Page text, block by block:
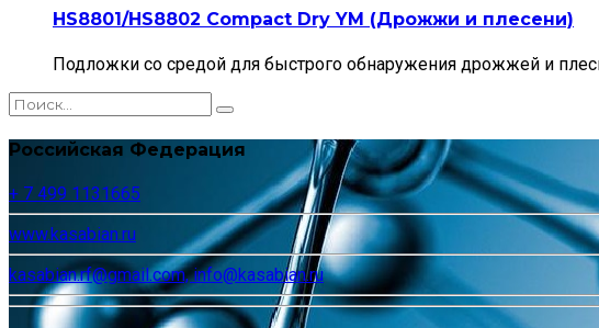
HS8801/HS8802 Compact Dry YM (Дрожжи и плесени)
Подложки со средой для быстрого обнаружения дрожжей и
Российская Федерация
+ 7 499 1131665
www.kasabian.ru
kasabian.rf@gmail.com, info@kasabian.ru